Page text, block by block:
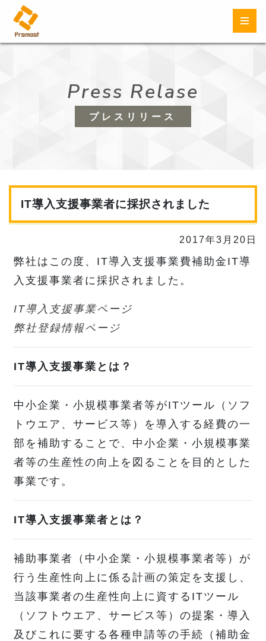
Press Relase
プレスリリース
IT導入支援事業者に採択されました
2017年3月20日
弊社はこの度、IT導入支援事業費補助金IT導
入支援事業者に採択されました。
IT導入支援事業ページ
弊社登録情報ページ
IT導入支援事業とは？
中小企業・小規模事業者等がITツール（ソフ
トウエア、サービス等）を導入する経費の一
部を補助することで、中小企業・小規模事業
者等の生産性の向上を図ることを目的とした
事業です。
IT導入支援事業者とは？
補助事業者（中小企業・小規模事業者等）が
行う生産性向上に係る計画の策定を支援し、
当該事業者の生産性向上に資するITツール
（ソフトウエア、サービス等）の提案・導入
及びこれに要する各種申請等の手続（補助金